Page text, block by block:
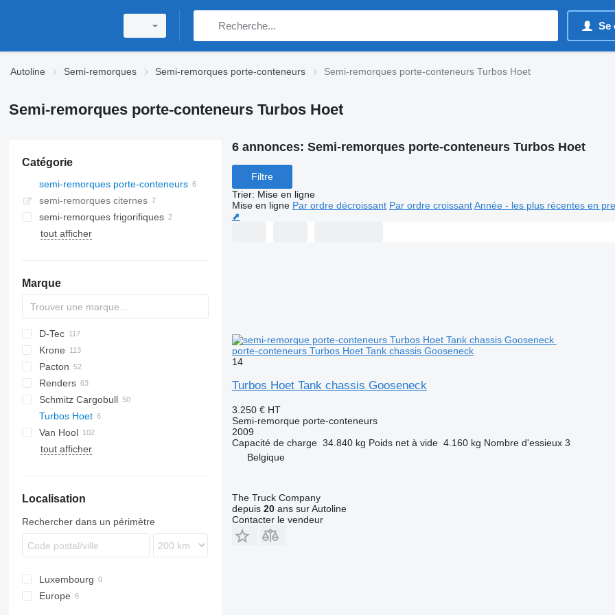
Se
Autoline Semi-remorques Semi-remorques porte-conteneurs Semi-remorques porte-conteneurs Turbos Hoet
Semi-remorques porte-conteneurs Turbos Hoet
Catégorie
semi-remorques porte-conteneurs
semi-remorques citernes
semi-remorques frigorifiques
tout afficher
Marque
2 series
3 series
4 series
5 series
ADR
BPO
CCS
D-Tec
CT
FT
EF
Sliding
Stack
ADR
OPL
OPP
SDS
T-series
SB
Krone
SD
SDC
SC
XS
S 24
SW
0-2
0-3
O-3
G-series
SL
S-series
Pacton
ET3
T-series
TXC
Renders
Euro
ROC
Kaiser
Schmitz Cargobull
S-series
SCB
SCF
SPA
CS
SP
Turbos Hoet
Van Hool
A-series
LPRS
NS
38
tout afficher
Localisation
Rechercher dans un périmètre
Luxembourg
Europe
6 annonces: Semi-remorques porte-conteneurs Turbos Hoet
Filtre
Trier: Mise en ligne
Mise en ligne Par ordre décroissant Par ordre croissant Année - les plus récentes en
⬈
porte-conteneurs Turbos Hoet Tank chassis Gooseneck
14
Turbos Hoet Tank chassis Gooseneck
3.250 € HT
Semi-remorque porte-conteneurs
2009
Capacité de charge 34.840 kg Poids net à vide 4.160 kg Nombre d'essieux 3
Belgique
The Truck Company
depuis 20ans sur Autoline
Contacter le vendeur